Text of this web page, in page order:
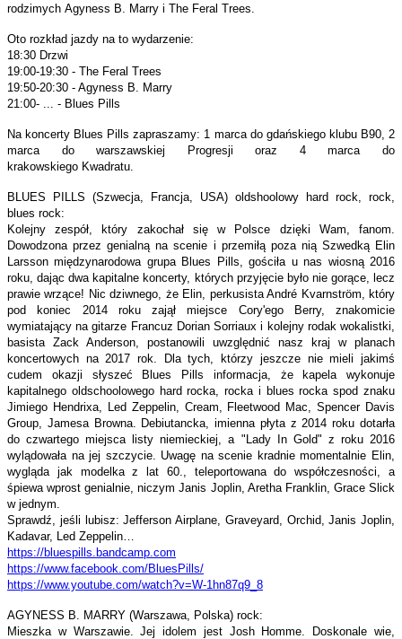
rodzimych Agyness B. Marry i The Feral Trees.
Oto rozkład jazdy na to wydarzenie:
18:30 Drzwi
19:00-19:30 - The Feral Trees
19:50-20:30 - Agyness B. Marry
21:00- ... - Blues Pills
Na koncerty Blues Pills zapraszamy: 1 marca do gdańskiego klubu B90, 2
marca do warszawskiej Progresji oraz 4 marca do
krakowskiego Kwadratu.
BLUES PILLS (Szwecja, Francja, USA) oldshoolowy hard rock, rock,
blues rock:
Kolejny zespół, który zakochał się w Polsce dzięki Wam, fanom.
Dowodzona przez genialną na scenie i przemiłą poza nią Szwedką Elin
Larsson międzynarodowa grupa Blues Pills, gościła u nas wiosną 2016
roku, dając dwa kapitalne koncerty, których przyjęcie było nie gorące, lecz
prawie wrzące! Nic dziwnego, że Elin, perkusista André Kvarnström, który
pod koniec 2014 roku zajął miejsce Cory'ego Berry, znakomicie
wymiatający na gitarze Francuz Dorian Sorriaux i kolejny rodak wokalistki,
basista Zack Anderson, postanowili uwzględnić nasz kraj w planach
koncertowych na 2017 rok. Dla tych, którzy jeszcze nie mieli jakimś
cudem okazji słyszeć Blues Pills informacja, że kapela wykonuje
kapitalnego oldschoolowego hard rocka, rocka i blues rocka spod znaku
Jimiego Hendrixa, Led Zeppelin, Cream, Fleetwood Mac, Spencer Davis
Group, Jamesa Browna. Debiutancka, imienna płyta z 2014 roku dotarła
do czwartego miejsca listy niemieckiej, a "Lady In Gold" z roku 2016
wylądowała na jej szczycie. Uwagę na scenie kradnie momentalnie Elin,
wygląda jak modelka z lat 60., teleportowana do współczesności, a
śpiewa wprost genialnie, niczym Janis Joplin, Aretha Franklin, Grace Slick
w jednym.
Sprawdź, jeśli lubisz: Jefferson Airplane, Graveyard, Orchid, Janis Joplin,
Kadavar, Led Zeppelin…
https://bluespills.bandcamp. com
https://www.facebook.com/BluesPills/
https://www.youtube.com/watch?v=W-1hn87q9_8
AGYNESS B. MARRY (Warszawa, Polska) rock:
Mieszka w Warszawie. Jej idolem jest Josh Homme. Doskonale wie,